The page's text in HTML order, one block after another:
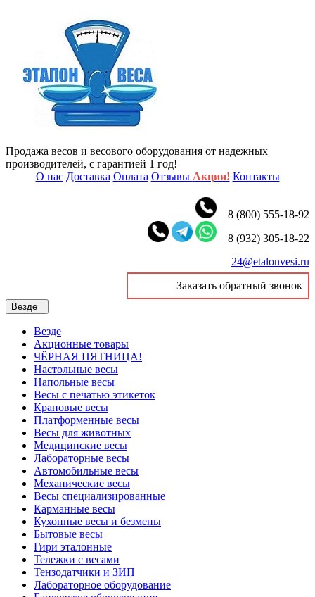
Продажа весов и весового оборудования от надежных
производителей, с гарантией 1 год!
О нас Доставка Оплата Отзывы Акции! Контакты
8 (800) 555-18-92
8 (932) 305-18-22
24@etalonvesi.ru
Заказать обратный звонок
Везде
Везде
Акционные товары
ЧЁРНАЯ ПЯТНИЦА!
Настольные весы
Напольные весы
Весы с печатью этикеток
Крановые весы
Платформенные весы
Весы для животных
Медицинские весы
Лабораторные весы
Автомобильные весы
Механические весы
Весы специализированные
Карманные весы
Кухонные весы и безмены
Бытовые весы
Гири эталонные
Тележки с весами
Тензодатчики и ЗИП
Лабораторное оборудование